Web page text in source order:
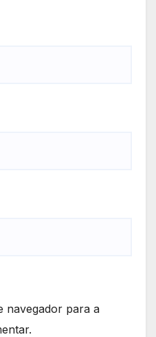
navegador para a